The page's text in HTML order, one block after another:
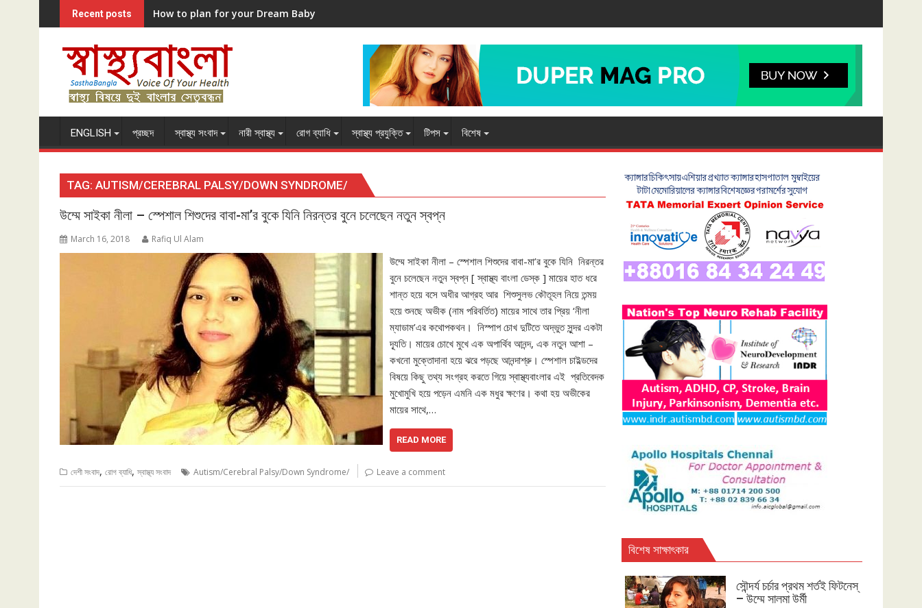
to
Recent posts How to plan for your Dream Baby
ENGLISH প্রচ্ছদ স্বাস্থ্য সংবাদ নারী স্বাস্থ্য রোগ ব্যাধি স্বাস্থ্য প্রযুক্তি টিপস বিশেষ
TAG: AUTISM/CEREBRAL PALSY/DOWN SYNDROME/
উম্মে সাইকা নীলা – স্পেশাল শিশুদের বাবা-মা’র বুকে যিনি নিরন্তর বুনে চলেছেন নতুন স্বপ্ন
March 16, 2018 Rafiq Ul Alam
উম্মে সাইকা নীলা – স্পেশাল শিশুদের বাবা-মা’র বুকে যিনি নিরন্তর
বুনে চলেছেন নতুন স্বপ্ন [ স্বাস্থ্য বাংলা ডেস্ক ] মায়ের হাত ধরে
শান্ত হয়ে বসে অধীর আগ্রহ আর শিশুসুলভ কৌতূহল নিয়ে তন্ময়
হয়ে শুনছে অভীক (নাম পরিবর্তিত) মায়ের সাথে তার প্রিয় ‘নীলা
ম্যাডাম’এর কথোপকথন। নিস্পাপ চোখ দুটিতে অদ্ভুত সুন্দর একটা
দ্যূতি। মায়ের চোখে মুখে এক অপার্থিব আনন্দ, এক নতুন আশা –
কখনো মুক্তোদানা হয়ে ঝরে পড়ছে আনন্দাশ্রু। স্পেশাল চাইল্ডদের
বিষয়ে কিছু তথ্য সংগ্রহ করতে গিয়ে স্বাস্থ্যবাংলার এই প্রতিবেদক
মুখোমুখি হয়ে পড়েন এমনি এক মধুর ক্ষণের। কথা হয় অভীকের
মায়ের সাথে,…
READ MORE
দেশী সংবাদ, রোগ ব্যাধি, স্বাস্থ্য সংবাদ Autism/Cerebral Palsy/Down Syndrome/ Leave a comment
বিশেষ সাক্ষাৎকার
সৌন্দর্য চর্চার প্রথম শর্তই ফিটনেস্
– উম্মে সালমা উর্মী